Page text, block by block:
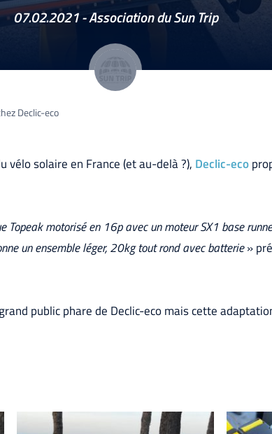
07.02.2021 -Association du Sun Trip
Declic-eco
vélo solaire en France (et au-delà ?), Declic-eco
Topeak motorisé en 16p avec un moteur SX1 base
un ensemble léger, 20kg tout rond avec batterie»
public phare de Declic-eco mais cette